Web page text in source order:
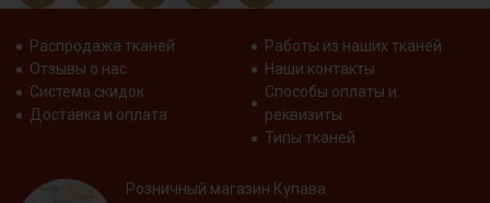
Распродажа тканей
Отзывы о нас
Система скидок
Доставка и оплата
Работы из наших тканей
Наши контакты
Способы оплаты и
реквизиты
Типы тканей
Розничный магазин Купава